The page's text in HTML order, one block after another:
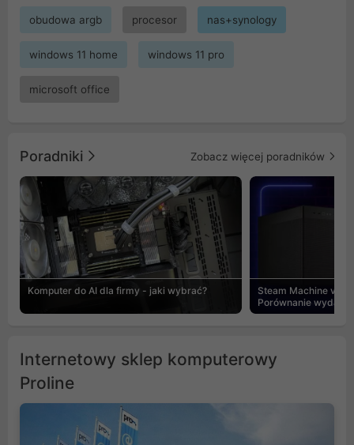
obudowa argb procesor nas+synology
windows 11 home windows 11 pro
microsoft office
Poradniki Zobacz więcej poradników
Komputer do AI dla firmy - jaki wybrać?
Steam Machine vs
Porównanie
Internetowy sklep komputerowy
Proline